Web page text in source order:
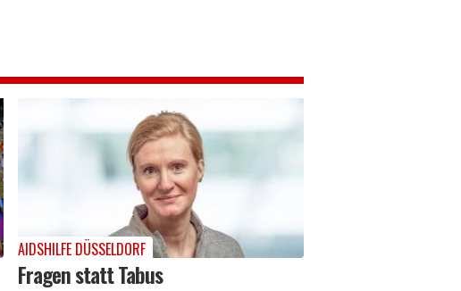
AIDSHILFE DÜSSELDORF
Fragen statt Tabus